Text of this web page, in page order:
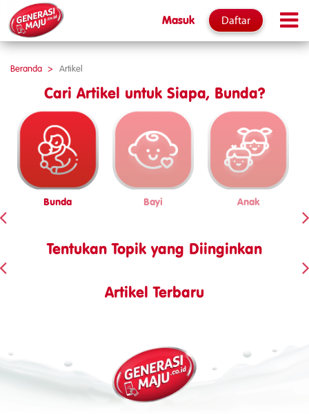
Masuk Daftar
Beranda Artikel
Cari Artikel untuk Siapa, Bunda?
Bunda Bayi Anak
Tentukan Topik yang Diinginkan
Artikel Terbaru